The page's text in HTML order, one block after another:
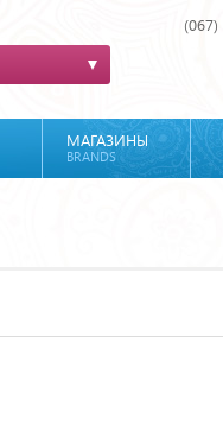
(067)
МАГАЗИНЫ
BRANDS